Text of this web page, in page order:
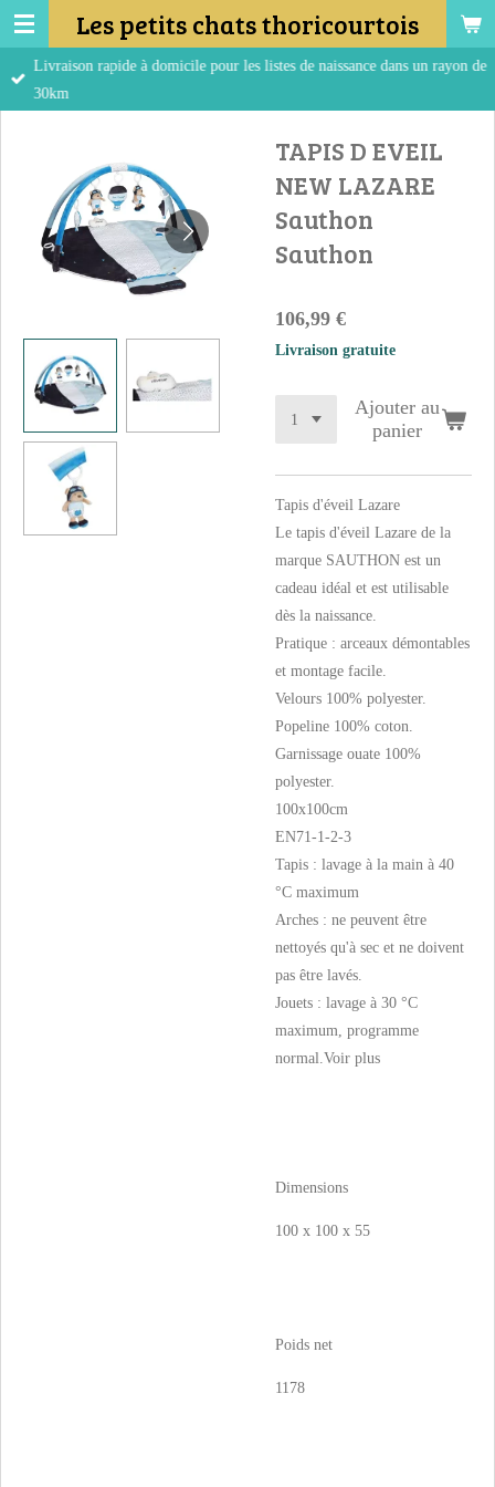
Passer
au
contenu
Les petits chats thoricourtois
Livraison rapide à domicile pour les listes de naissance dans un rayon de
30km
TAPIS D EVEIL
NEW LAZARE
Sauthon
Sauthon
106,99 €
Livraison gratuite
Ajouter au
panier
Tapis d'éveil Lazare
Le tapis d'éveil Lazare de la
marque SAUTHON est un
cadeau idéal et est utilisable
dès la naissance.
Pratique : arceaux démontables
et montage facile.
Velours 100% polyester.
Popeline 100% coton.
Garnissage ouate 100%
polyester.
100x100cm
EN71-1-2-3
Tapis : lavage à la main à 40
°C maximum
Arches : ne peuvent être
nettoyés qu'à sec et ne doivent
pas être lavés.
Jouets : lavage à 30 °C
maximum, programme
normal.Voir plus
Dimensions
100 x 100 x 55
Poids net
1178